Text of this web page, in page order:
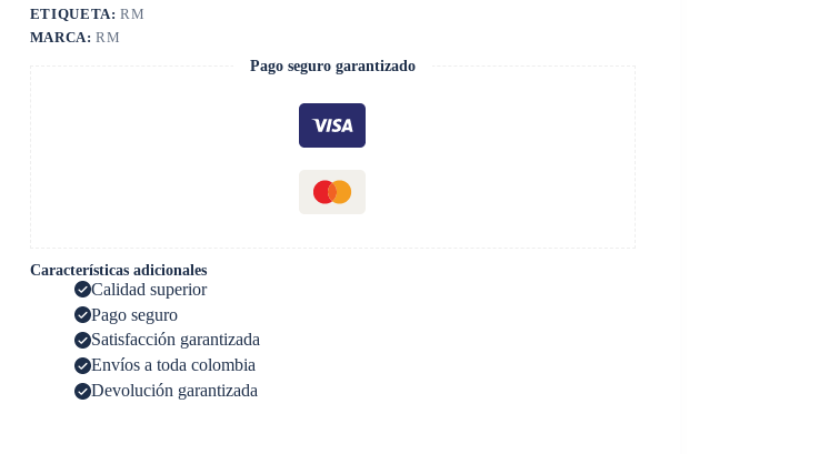
ETIQUETA:RM
MARCA:RM
Pago seguro garantizado
Características adicionales
Calidad superior
Pago seguro
Satisfacción garantizada
Envíos a toda colombia
Devolución garantizada